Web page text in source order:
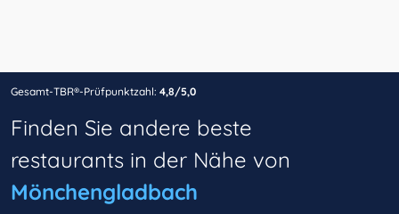
Gesamt-TBR®-Prüfpunktzahl: 4,8/5,0
Finden Sie andere beste
restaurants in der Nähe von
Mönchengladbach